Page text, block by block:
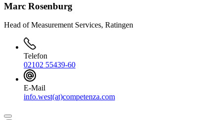
Marc Rosenburg
Head of Measurement Services, Ratingen
Telefon
02102 55439-60
E-Mail
info.west(at)competenza.com